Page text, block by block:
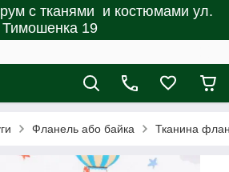
с тканями и костюмами ул.
Тимошенка 19
Фланель або байка Тканина